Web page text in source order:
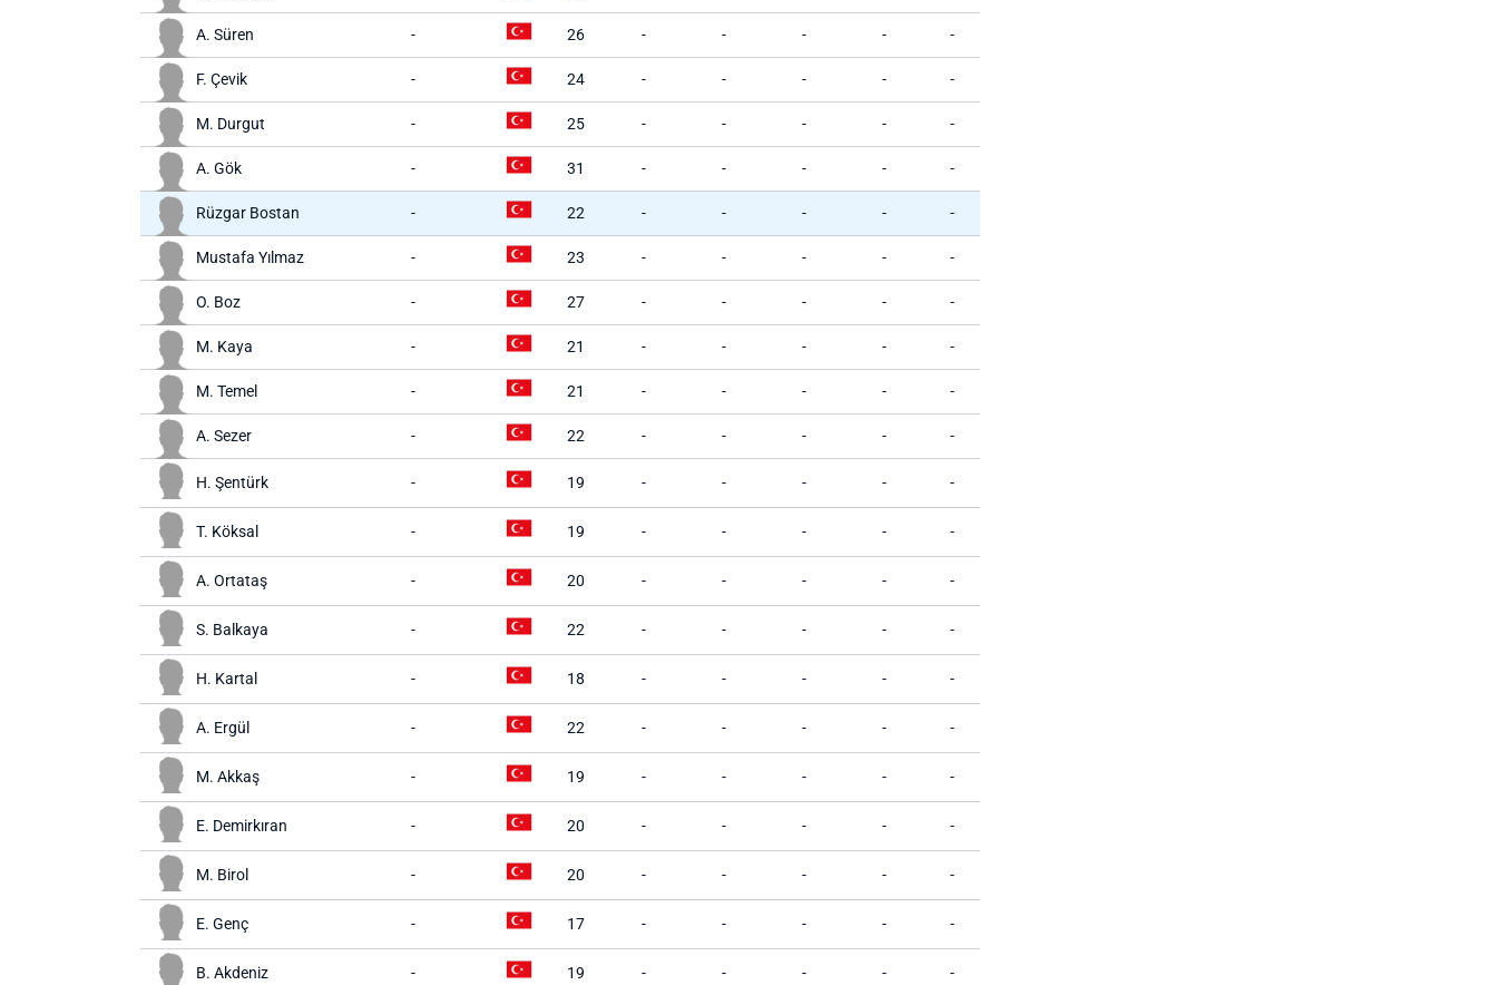
A. Süren - 26 - - - - -
F. Çevik - 24 - - - - -
M. Durgut - 25 - - - - -
A. Gök - 31 - - - - -
Rüzgar Bostan - 22 - - - - -
Mustafa Yılmaz - 23 - - - - -
O. Boz - 27 - - - - -
M. Kaya - 21 - - - - -
M. Temel - 21 - - - - -
A. Sezer - 22 - - - - -
H. Şentürk - 19 - - - - -
T. Köksal - 19 - - - - -
A. Ortataş - 20 - - - - -
S. Balkaya - 22 - - - - -
H. Kartal - 18 - - - - -
A. Ergül - 22 - - - - -
M. Akkaş - 19 - - - - -
E. Demirkıran - 20 - - - - -
M. Birol - 20 - - - - -
E. Genç - 17 - - - - -
B. Akdeniz - 19 - - - - -